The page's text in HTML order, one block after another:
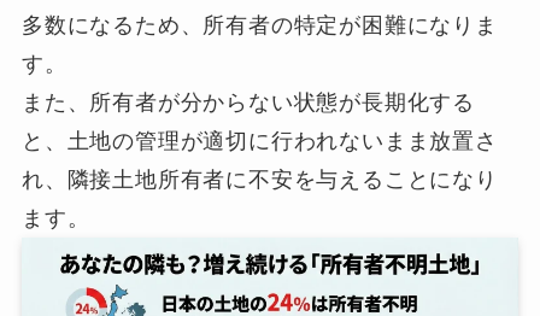
多数になるため、所有者の特定が困難になりま
す。
また、所有者が分からない状態が長期化する
と、土地の管理が適切に行われないまま放置さ
れ、隣接土地所有者に不安を与えることになり
ます。